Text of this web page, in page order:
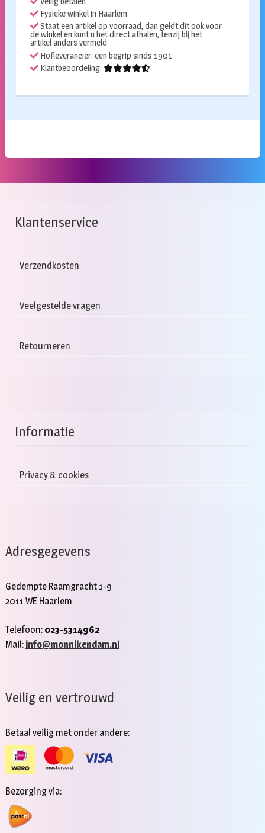
Fysieke winkel in Haarlem
Staat een artikel op voorraad, dan geldt dit ook voor
de winkel en kunt u het direct afhalen, tenzij bij het
artikel anders vermeld
Hofleverancier: een begrip sinds 1901
Klantbeoordeling:
Klantenservice
Verzendkosten
Veelgestelde vragen
Retourneren
Informatie
Privacy & cookies
Adresgegevens
Gedempte Raamgracht 1-9
2011 WE Haarlem
Telefoon: 023-5314962
Mail: info@monnikendam.nl
Veilig en vertrouwd
Betaal veilig met onder andere:
Bezorging via: